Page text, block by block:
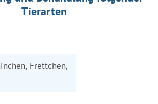
Tierarten
Frettchen,